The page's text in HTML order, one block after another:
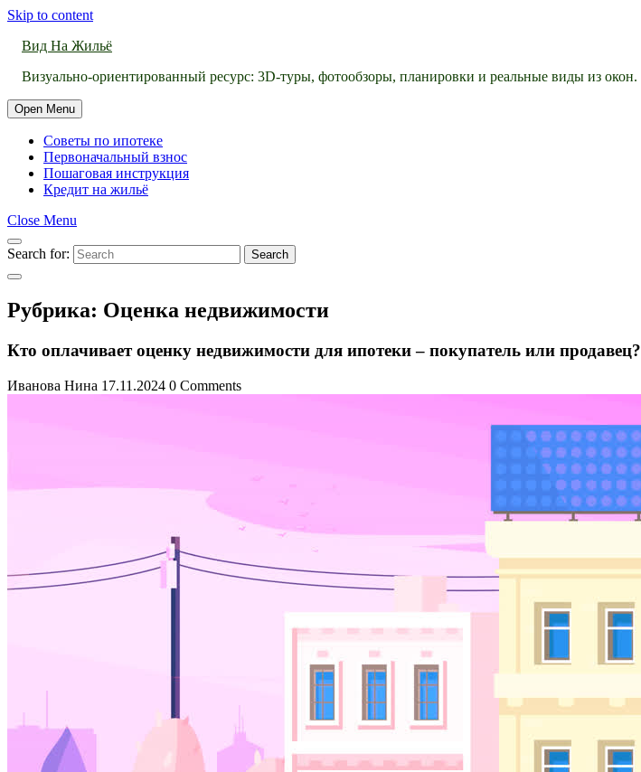
Skip to content
Вид На Жильё
Визуально-ориентированный ресурс: 3D-туры, фотообзоры, планировки и реальные виды из окон.
Open Menu
Советы по ипотеке
Первоначальный взнос
Пошаговая инструкция
Кредит на жильё
Close Menu
Search for: Search
Рубрика: Оценка недвижимости
Кто оплачивает оценку недвижимости для ипотеки – покупатель или продавец?
Иванова Нина 17.11.2024 0 Comments